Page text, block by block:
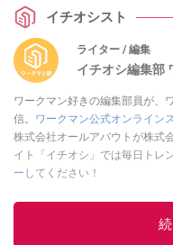
イチオシスト
ライター / 編集
イチオシ編集部
ワークマン好きの編集部員が、
信。 ワークマン公式オンライン
株式会社オールアバウトが株式
イト「イチオシ」では毎日トレ
ー してください！